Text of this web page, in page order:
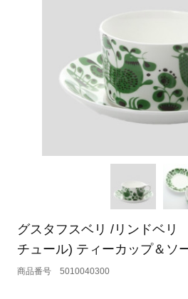
グスタフスベリ /リンドベ
チュール) ティーカップ＆ソ
5010040300